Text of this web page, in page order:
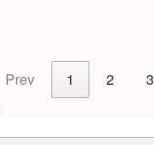
Prev 1 2 3